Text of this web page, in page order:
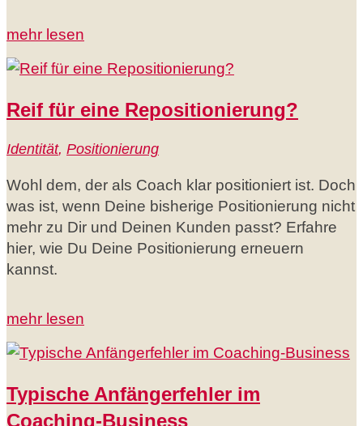
mehr lesen
Reif für eine Repositionierung?
Identität, Positionierung
Wohl dem, der als Coach klar positioniert ist. Doch
was ist, wenn Deine bisherige Positionierung nicht
mehr zu Dir und Deinen Kunden passt? Erfahre
hier, wie Du Deine Positionierung erneuern
kannst.
mehr lesen
Typische Anfängerfehler im
Coaching-Business